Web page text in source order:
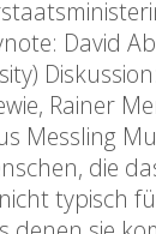
David
Rainer
Messling
die
typisch